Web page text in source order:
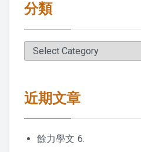
教學文章
上人開示
分類
分
近期文章
餘力學文 6.